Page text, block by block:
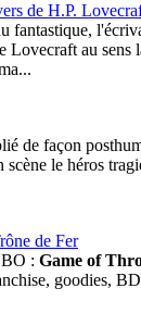
de H.P.
fantastique,
au
de façon
le héros
de Fer
: Game of
goodies,